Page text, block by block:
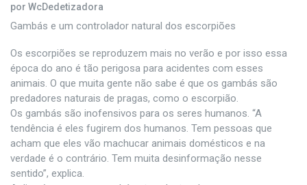
por WcDedetizadora
Gambás e um controlador natural dos escorpiões
Os escorpiões se reproduzem mais no verão e por isso essa
época do ano é tão perigosa para acidentes com esses
animais. O que muita gente não sabe é que os gambás são
predadores naturais de pragas, como o escorpião.
Os gambás são inofensivos para os seres humanos. “A
tendência é eles fugirem dos humanos. Tem pessoas que
acham que eles vão machucar animais domésticos e na
verdade é o contrário. Tem muita desinformação nesse
sentido”, explica.